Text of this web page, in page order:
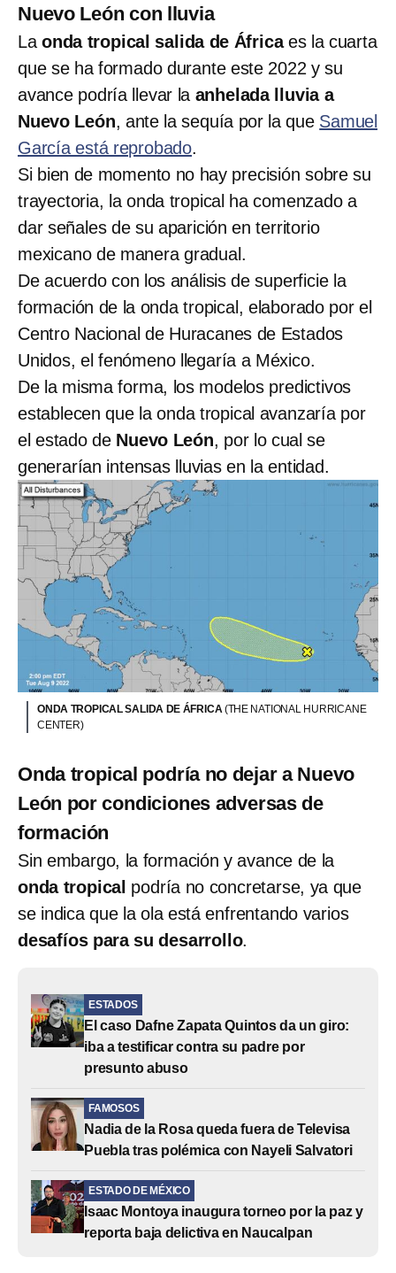
Nuevo León con lluvia
La onda tropical salida de Áfricaes la cuarta
que se ha formado durante este 2022 y su
avance podría llevar la anhelada lluvia a
Nuevo León, ante la sequía por la que Samuel
García está reprobado.
Si bien de momento no hay precisión sobre su
trayectoria, la onda tropical ha comenzado a
dar señales de su aparición en territorio
mexicano de manera gradual.
De acuerdo con los análisis de superficie la
formación de la onda tropical, elaborado por el
Centro Nacional de Huracanes de Estados
Unidos, el fenómeno llegaría a México.
De la misma forma, los modelos predictivos
establecen que la onda tropical avanzaría por
el estado de Nuevo León, por lo cual se
generarían intensas lluvias en la entidad.
ONDA TROPICAL SALIDA DE ÁFRICA(THE NATIONAL HURRICANE
CENTER)
Onda tropical podría no dejar a Nuevo
León por condiciones adversas de
formación
Sin embargo, la formación y avance de la
onda tropical podría no concretarse, ya que
se indica que la ola está enfrentando varios
desafíos para su desarrollo.
ESTADOS
El caso Dafne Zapata Quintos da un giro:
iba a testificar contra su padre por
presunto abuso
FAMOSOS
Nadia de la Rosa queda fuera de Televisa
Puebla tras polémica con Nayeli Salvatori
ESTADO DE MÉXICO
Isaac Montoya inaugura torneo por la paz y
reporta baja delictiva en Naucalpan